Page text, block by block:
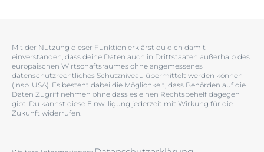
Mit der Nutzung dieser Funktion erklärst du dich damit
einverstanden, dass deine Daten auch in Drittstaaten außerhalb des
europäischen Wirtschaftsraumes ohne angemessenes
datenschutzrechtliches Schutzniveau übermittelt werden können
(insb. USA). Es besteht dabei die Möglichkeit, dass Behörden auf die
Daten Zugriff nehmen ohne dass es einen Rechtsbehelf dagegen
gibt. Du kannst diese Einwilligung jederzeit mit Wirkung für die
Zukunft widerrufen.